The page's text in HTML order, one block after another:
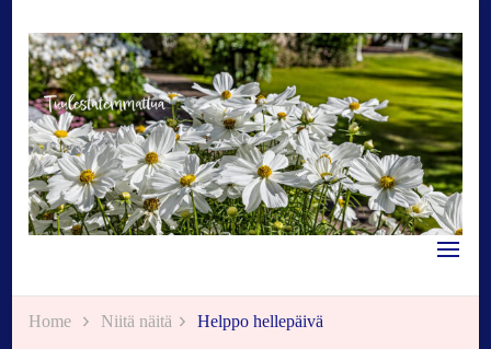
Tuulestatemmattua
Home Niitä näitä Helppo hellepäivä